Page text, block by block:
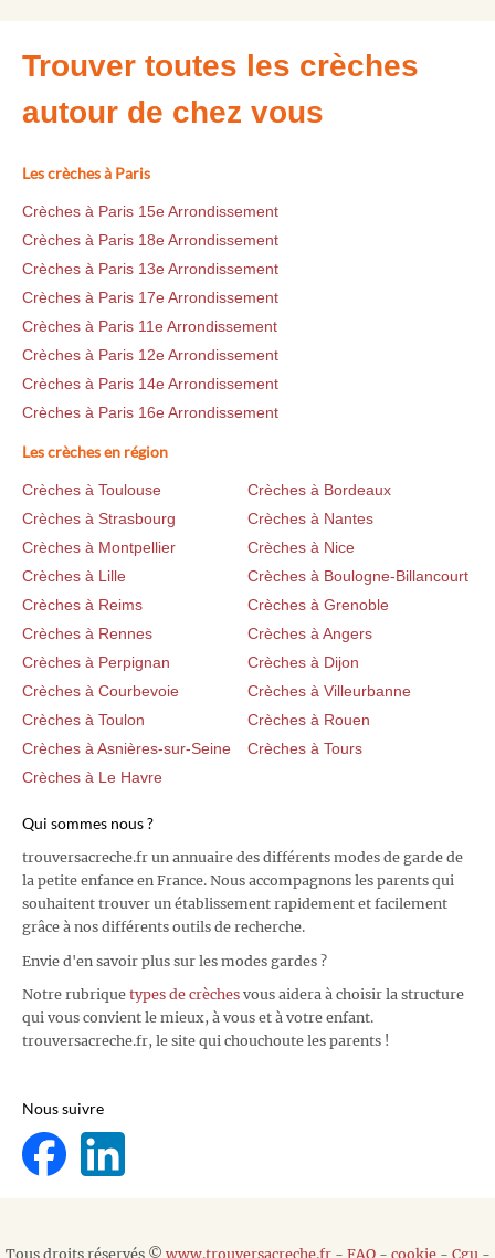
Trouver toutes les crèches
autour de chez vous
Les crèches à Paris
Crèches à Paris 15e Arrondissement
Crèches à Paris 18e Arrondissement
Crèches à Paris 13e Arrondissement
Crèches à Paris 17e Arrondissement
Crèches à Paris 11e Arrondissement
Crèches à Paris 12e Arrondissement
Crèches à Paris 14e Arrondissement
Crèches à Paris 16e Arrondissement
Les crèches en région
Crèches à Toulouse
Crèches à Bordeaux
Crèches à Strasbourg
Crèches à Nantes
Crèches à Montpellier
Crèches à Nice
Crèches à Lille
Crèches à Boulogne-Billancourt
Crèches à Reims
Crèches à Grenoble
Crèches à Rennes
Crèches à Angers
Crèches à Perpignan
Crèches à Dijon
Crèches à Courbevoie
Crèches à Villeurbanne
Crèches à Toulon
Crèches à Rouen
Crèches à Asnières-sur-Seine
Crèches à Tours
Crèches à Le Havre
Qui sommes nous ?
trouversacreche.fr un annuaire des différents modes de garde de
la petite enfance en France. Nous accompagnons les parents qui
souhaitent trouver un établissement rapidement et facilement
grâce à nos différents outils de recherche.
Envie d'en savoir plus sur les modes gardes ?
Notre rubrique types de crèches vous aidera à choisir la structure
qui vous convient le mieux, à vous et à votre enfant.
trouversacreche.fr, le site qui chouchoute les parents !
Nous suivre
Tous droits réservés © www.trouversacreche.fr- FAQ- cookie- Cgu -